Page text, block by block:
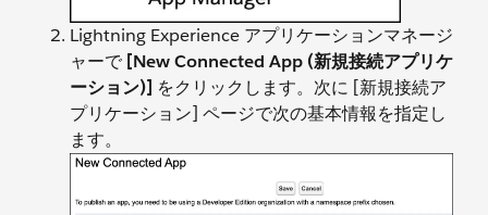
Lightning Experience アプリケーションマネージ
ャーで [New Connected App (新規接続アプリケ
ーション)] をクリックします。次に [新規接続ア
プリケーション] ページで次の基本情報を指定し
ます。